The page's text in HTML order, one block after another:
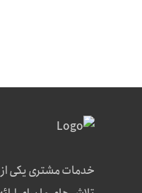
خدمات مشتری یکی